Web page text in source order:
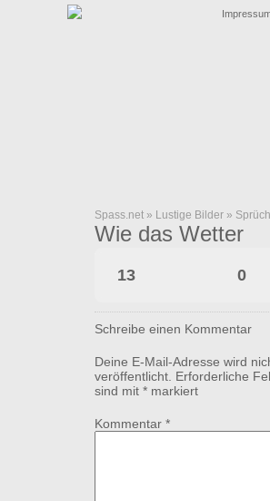
Spass.net » Lustige Bilder »
Wie das Wetter
13 0
Schreibe einen Kommentar
Deine E-Mail-Adresse wird
veröffentlicht. Erforderliche
sind mit * markiert
Kommentar *